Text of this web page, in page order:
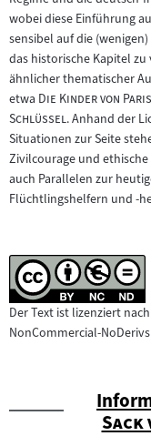
wobei diese Einführung
sensibel auf die
das historische Kapitel
ähnlicher thematischer
etwa "Die Kinder von Paris
Schlüssel". Anhand der
Situationen zur Seite
Zivilcourage und
auch Parallelen zur
Flüchtlingshelfern und -
Der Text ist lizenziert
NonCommercial-